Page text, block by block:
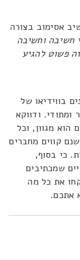
אסימוב בצורה
חשיבה וחשיבה
פשוט להגיע
בווידיאו של
ומתודי. ודווקא
הוא מגוון, וכל
קווים מחברים
כי בסוף,
שמכתיבים
את כל מה
אתכם.